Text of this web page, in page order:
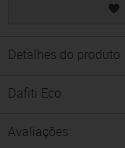
Detalhes do produto
Dafiti Eco
Avaliações